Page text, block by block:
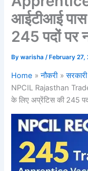
आईटीआई
245 पदों पर
Bywarisha/ February 27,
Home नौकरी
NPCIL Rajasthan
के लिए अप्रेंटिस की 245